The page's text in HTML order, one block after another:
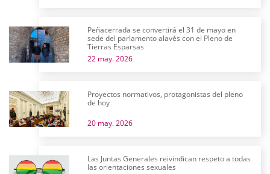
Peñacerrada se convertirá el 31 de mayo en
sede del parlamento alavés con el Pleno de
Tierras Esparsas
22 may. 2026
Proyectos normativos, protagonistas del pleno
de hoy
20 may. 2026
Las Juntas Generales reivindican respeto a todas
las orientaciones sexuales